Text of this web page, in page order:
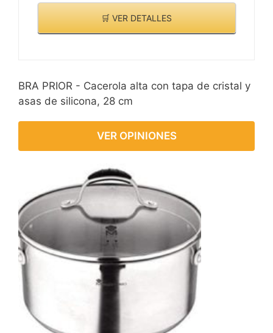
🛒 VER DETALLES
BRA PRIOR - Cacerola alta con tapa de cristal y
asas de silicona, 28 cm
VER OPINIONES